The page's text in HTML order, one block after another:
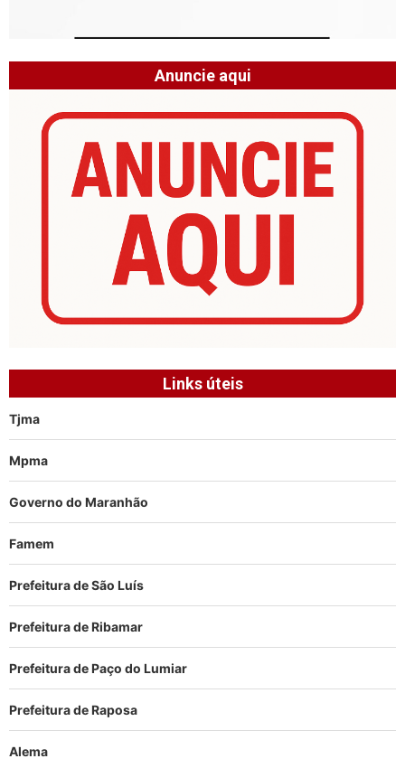
Anuncie aqui
Links úteis
Tjma
Mpma
Governo do Maranhão
Famem
Prefeitura de São Luís
Prefeitura de Ribamar
Prefeitura de Paço do Lumiar
Prefeitura de Raposa
Alema